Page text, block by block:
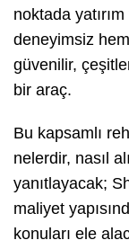
noktada
deneyimsiz
güvenilir,
bir araç.
Bu kapsamlı
nelerdir, nasıl
yanıtlayacak;
maliyet
konuları ele